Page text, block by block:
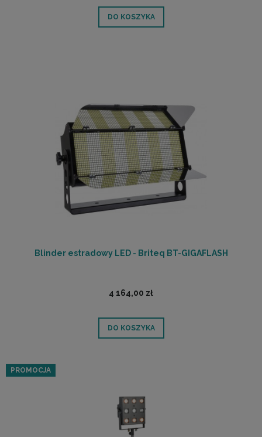
DO KOSZYKA
Blinder estradowy LED - Briteq BT-GIGAFLASH
4 164,00 zł
DO KOSZYKA
PROMOCJA